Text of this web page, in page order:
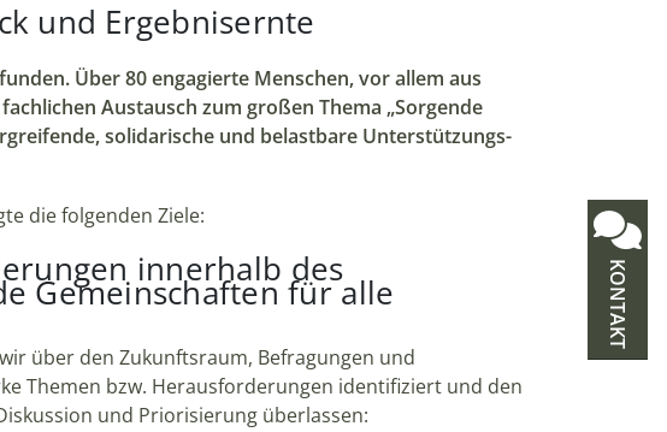
und Ergebnisernte
Über 80 engagierte Menschen, vor allem aus
Austausch zum großen Thema „Sorgende
solidarische und belastbare Unterstützungs-
die folgenden Ziele:
innerhalb des
Gemeinschaften für alle
über den Zukunftsraum, Befragungen und
Themen bzw. Herausforderungen identifiziert und den
und Priorisierung überlassen:
KONTAKT